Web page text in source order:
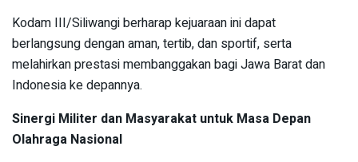
Kodam III/Siliwangi berharap kejuaraan ini dapat
berlangsung dengan aman, tertib, dan sportif, serta
melahirkan prestasi membanggakan bagi Jawa Barat dan
Indonesia ke depannya.
Sinergi Militer dan Masyarakat untuk Masa Depan
Olahraga Nasional